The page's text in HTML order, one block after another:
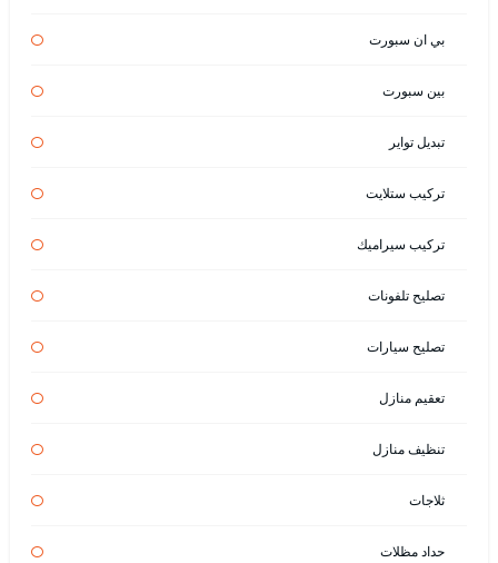
بي ان سبورت
بين سبورت
تبديل تواير
تركيب ستلايت
تركيب سيراميك
تصليح تلفونات
تصليح سيارات
تعقيم منازل
تنظيف منازل
ثلاجات
حداد مظلات